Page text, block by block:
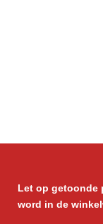
Let op getoonde
word in de